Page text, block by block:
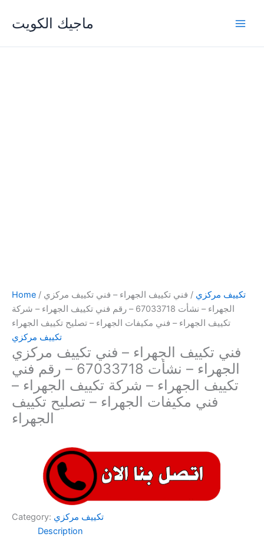
content
ماجيك الكويت
Home / تكييف مركزي / فني تكييف الجهراء – فني تكييف مركزي
الجهراء – نشأت 67033718 – رقم فني تكييف الجهراء – شركة
تكييف الجهراء – فني مكيفات الجهراء – تصليح تكييف الجهراء
تكييف مركزي
فني تكييف الجهراء – فني تكييف مركزي
الجهراء – نشأت 67033718 – رقم فني
تكييف الجهراء – شركة تكييف الجهراء –
فني مكيفات الجهراء – تصليح تكييف
الجهراء
Category: تكييف مركزي
Description